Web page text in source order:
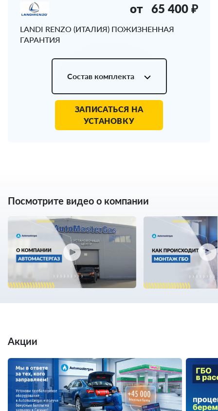
LANDI RENZO (ИТАЛИЯ) ПОЖИЗНЕННАЯ
ГАРАНТИЯ
от 65 400 ₽
Состав комплекта
ЗАПИСАТЬСЯ НА
УСТАНОВКУ
Посмотрите видео о компании
Акции